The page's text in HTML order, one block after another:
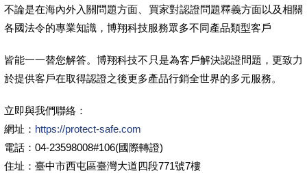
不論是在海內外入關問題方面、買家對認證問題釋義方面以及相關
各國法令的專業知識，博翔科技服務眾多不同產品類型客戶
皆能一一替您解答。博翔科技不只是為客戶解決認證問題，更致力
於提供客戶在取得認證之後更多產品行銷全世界的多元服務。
立即與我們聯絡：
網址： https://protect-safe.com
電話：04-23598008#106(國際轉證)
住址：臺中市西屯區臺灣大道四段771號7樓